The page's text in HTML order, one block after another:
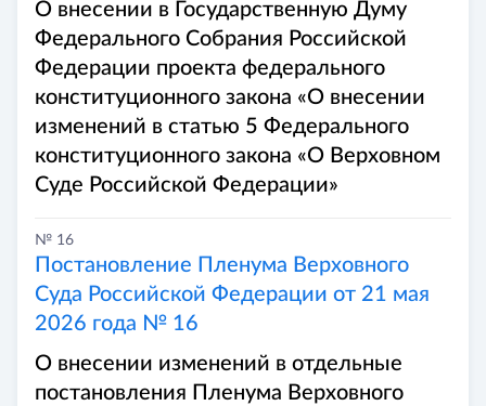
О внесении в Государственную Думу
Федерального Собрания Российской
Федерации проекта федерального
конституционного закона «О внесении
изменений в статью 5 Федерального
конституционного закона «О Верховном
Суде Российской Федерации»
№ 16
Постановление Пленума Верховного
Суда Российской Федерации от 21 мая
2026 года № 16
О внесении изменений в отдельные
постановления Пленума Верховного